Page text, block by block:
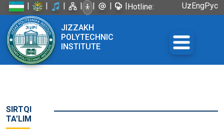
| | | | | | |Hotline:
UzEngРус
JIZZAKH
POLYTECHNIC
INSTITUTE
SIRTQI
TA’LIM